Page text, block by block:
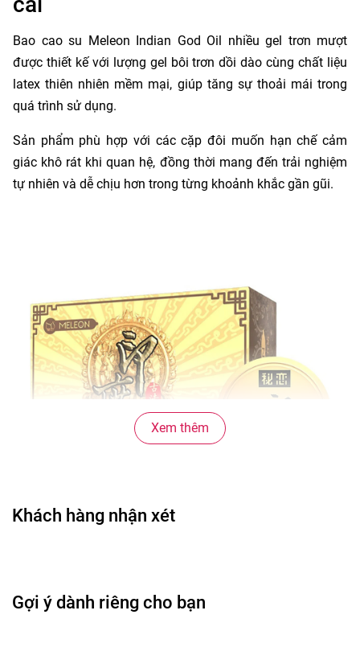
Bao cao su Meleon Indian God Oil nhiều gel trơn mượt
được thiết kế với lượng gel bôi trơn dồi dào cùng chất liệu
latex thiên nhiên mềm mại, giúp tăng sự thoải mái trong
quá trình sử dụng.
Sản phẩm phù hợp với các cặp đôi muốn hạn chế cảm
giác khô rát khi quan hệ, đồng thời mang đến trải nghiệm
tự nhiên và dễ chịu hơn trong từng khoảnh khắc gần gũi.
Xem thêm
Khách hàng nhận xét
Gợi ý dành riêng cho bạn